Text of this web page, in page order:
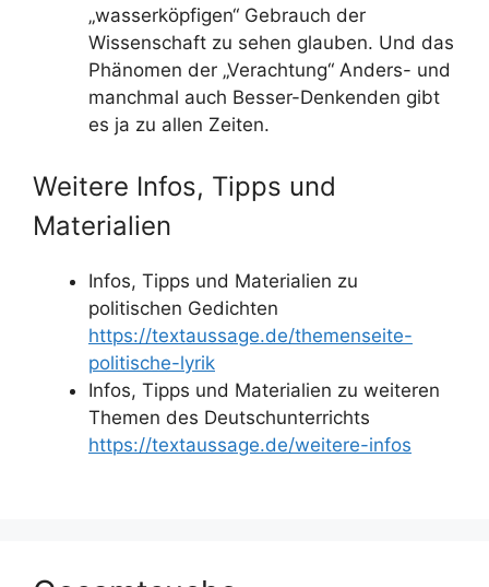
„wasserköpfigen“ Gebrauch der
Wissenschaft zu sehen glauben. Und das
Phänomen der „Verachtung“ Anders- und
manchmal auch Besser-Denkenden gibt
es ja zu allen Zeiten.
Weitere Infos, Tipps und
Materialien
Infos, Tipps und Materialien zu
politischen Gedichten
https://textaussage.de/themenseite-
politische-lyrik
Infos, Tipps und Materialien zu weiteren
Themen des Deutschunterrichts
https://textaussage.de/weitere-infos